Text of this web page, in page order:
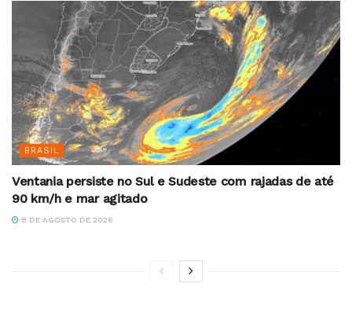
BRASIL
Ventania persiste no Sul e Sudeste com rajadas de até
90 km/h e mar agitado
8 DE AGOSTO DE 2026